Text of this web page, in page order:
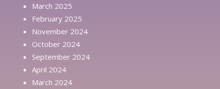
March 2025
February 2025
November 2024
October 2024
September 2024
April 2024
March 2024